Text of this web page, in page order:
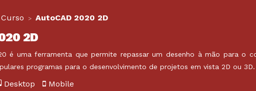
Curso AutoCAD 2020 2D
2D
é uma ferramenta que permite repassar um desenho à mão para o
programas para o desenvolvimento de projetos em vista 2D ou 3D.
Desktop Mobile